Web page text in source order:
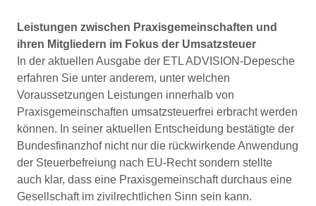
Leistungen zwischen Praxisgemeinschaften und
ihren Mitgliedern im Fokus der Umsatzsteuer
In der aktuellen Ausgabe der ETL ADVISION-Depesche
erfahren Sie unter anderem, unter welchen
Voraussetzungen Leistungen innerhalb von
Praxisgemeinschaften umsatzsteuerfrei erbracht werden
können. In seiner aktuellen Entscheidung bestätigte der
Bundesfinanzhof nicht nur die rückwirkende Anwendung
der Steuerbefreiung nach EU-Recht sondern stellte
auch klar, dass eine Praxisgemeinschaft durchaus eine
Gesellschaft im zivilrechtlichen Sinn sein kann.